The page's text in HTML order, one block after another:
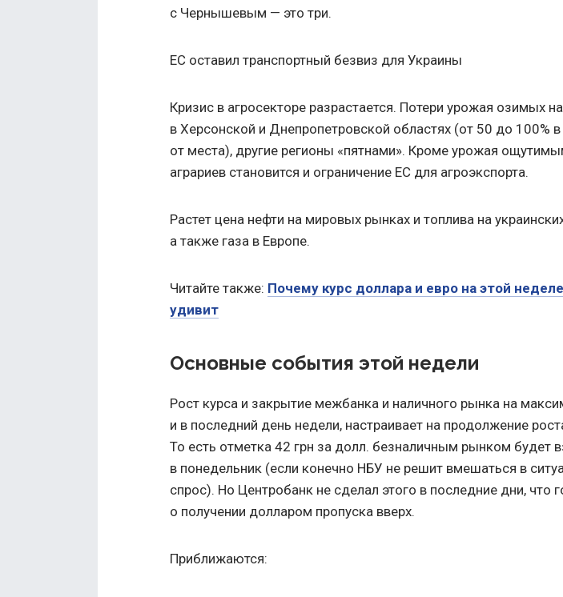
с Чернышевым — это три.
ЕС оставил транспортный безвиз для Украины
Кризис в агросекторе разрастается. Потери урожая озимых
в Херсонской и Днепропетровской областях (от 50 до 100%
от места), другие регионы «пятнами». Кроме урожая
аграриев становится и ограничение ЕС для агроэкспорта.
Растет цена нефти на мировых рынках и топлива на
а также газа в Европе.
Читайте также: Почему курс доллара и евро на этой
удивит
Основные события этой недели
Рост курса и закрытие межбанка и наличного рынка на
и в последний день недели, настраивает на продолжение
То есть отметка 42 грн за долл. безналичным рынком будет
в понедельник (если конечно НБУ не решит вмешаться в
спрос). Но Центробанк не сделал этого в последние дни, что
о получении долларом пропуска вверх.
Приближаются: